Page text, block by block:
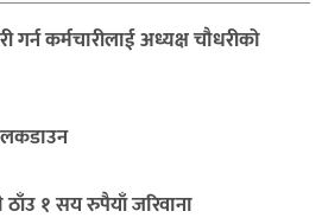
कर्मचारीलाई अध्यक्ष चौधरीको
लकडाउन
१ सय रुपैयाँ जरिवाना